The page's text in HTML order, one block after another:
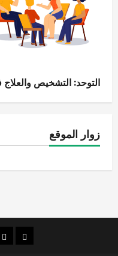
التوحد: التشخيص
زوار الموقع